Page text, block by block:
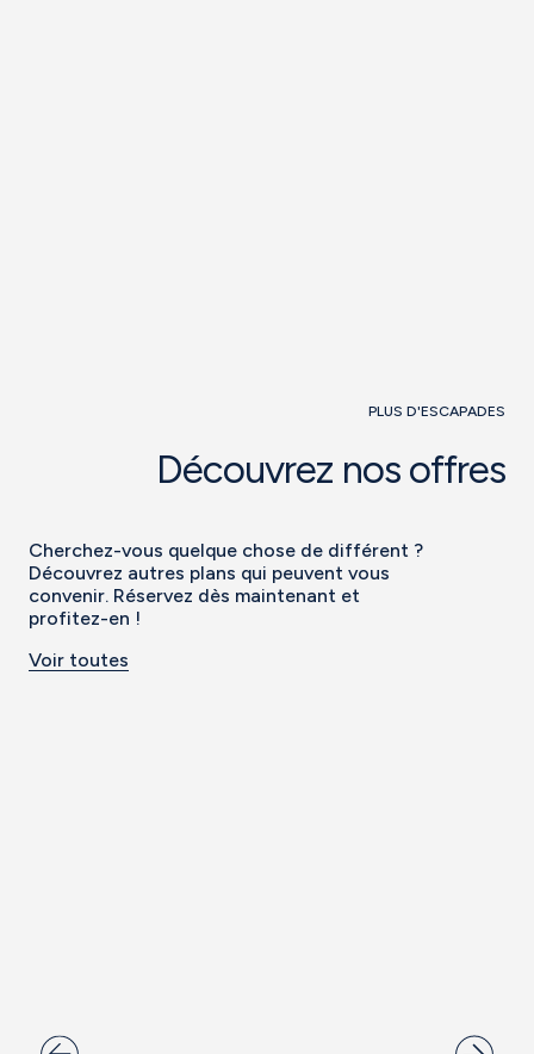
PLUS D'ESCAPADES
Découvrez nos offres
Cherchez-vous quelque chose de différent ?
Découvrez autres plans qui peuvent vous
convenir. Réservez dès maintenant et
profitez-en !
Voir toutes